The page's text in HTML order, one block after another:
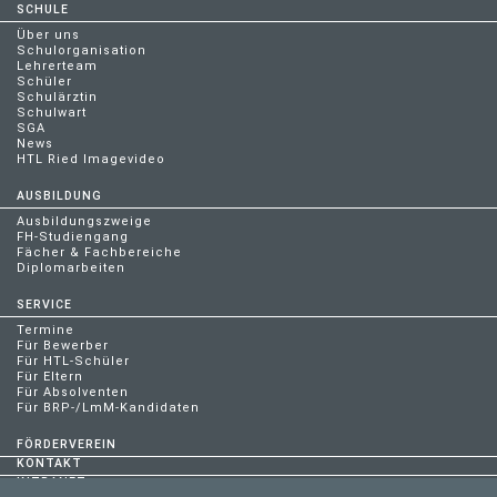
SCHULE
Über uns
Schulorganisation
Lehrerteam
Schüler
Schulärztin
Schulwart
SGA
News
HTL Ried Imagevideo
AUSBILDUNG
Ausbildungszweige
FH-Studiengang
Fächer & Fachbereiche
Diplomarbeiten
SERVICE
Termine
Für Bewerber
Für HTL-Schüler
Für Eltern
Für Absolventen
Für BRP-/LmM-Kandidaten
FÖRDERVEREIN
KONTAKT
INTRANET